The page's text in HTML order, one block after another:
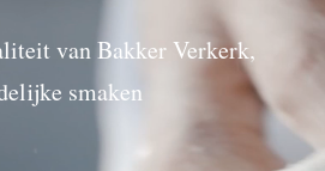
van Bakker Verkerk,
smaken